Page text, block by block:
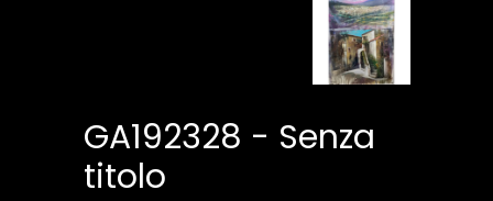
GA192328 - Senza
titolo